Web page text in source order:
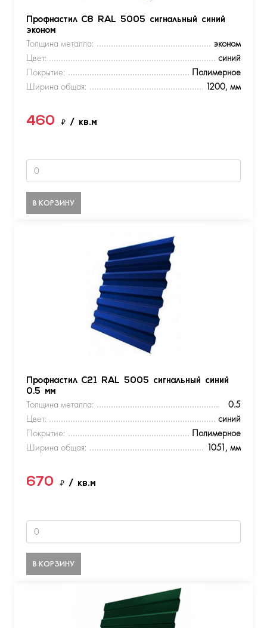
Профнастил С8 RAL 5005 сигнальный синий
эконом
Толщина металла:
эконом
Цвет:
синий
Покрытие:
Полимерное
Ширина общая:
1200, мм
460 ₽ / кв.м
В КОРЗИНУ
Профнастил С21 RAL 5005 сигнальный синий
0.5 мм
Толщина металла:
0.5
Цвет:
синий
Покрытие:
Полимерное
Ширина общая:
1051, мм
670 ₽ / кв.м
В КОРЗИНУ